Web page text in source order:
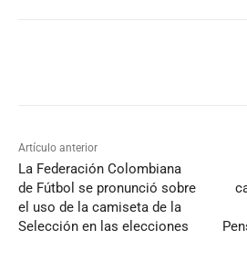
Artículo anterior
La Federación Colombiana
de Fútbol se pronunció sobre
el uso de la camiseta de la
Selección en las elecciones